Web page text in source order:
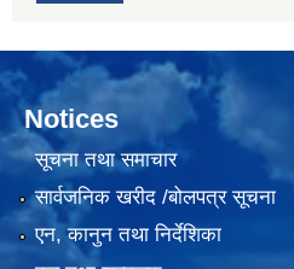
Notices
सूचना तथा समाचार
सार्वजनिक खरीद /बोलपत्र सूचना
एन, कानुन तथा निर्देशिका